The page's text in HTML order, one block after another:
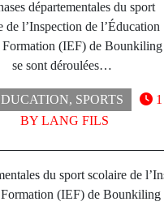
départementales du sport
de l’Inspection de l’Éducation
Formation (IEF) de Bounkiling
se sont déroulées…
, SPORTS
BY LANG FILS
du sport scolaire de
(IEF) de Bounkiling